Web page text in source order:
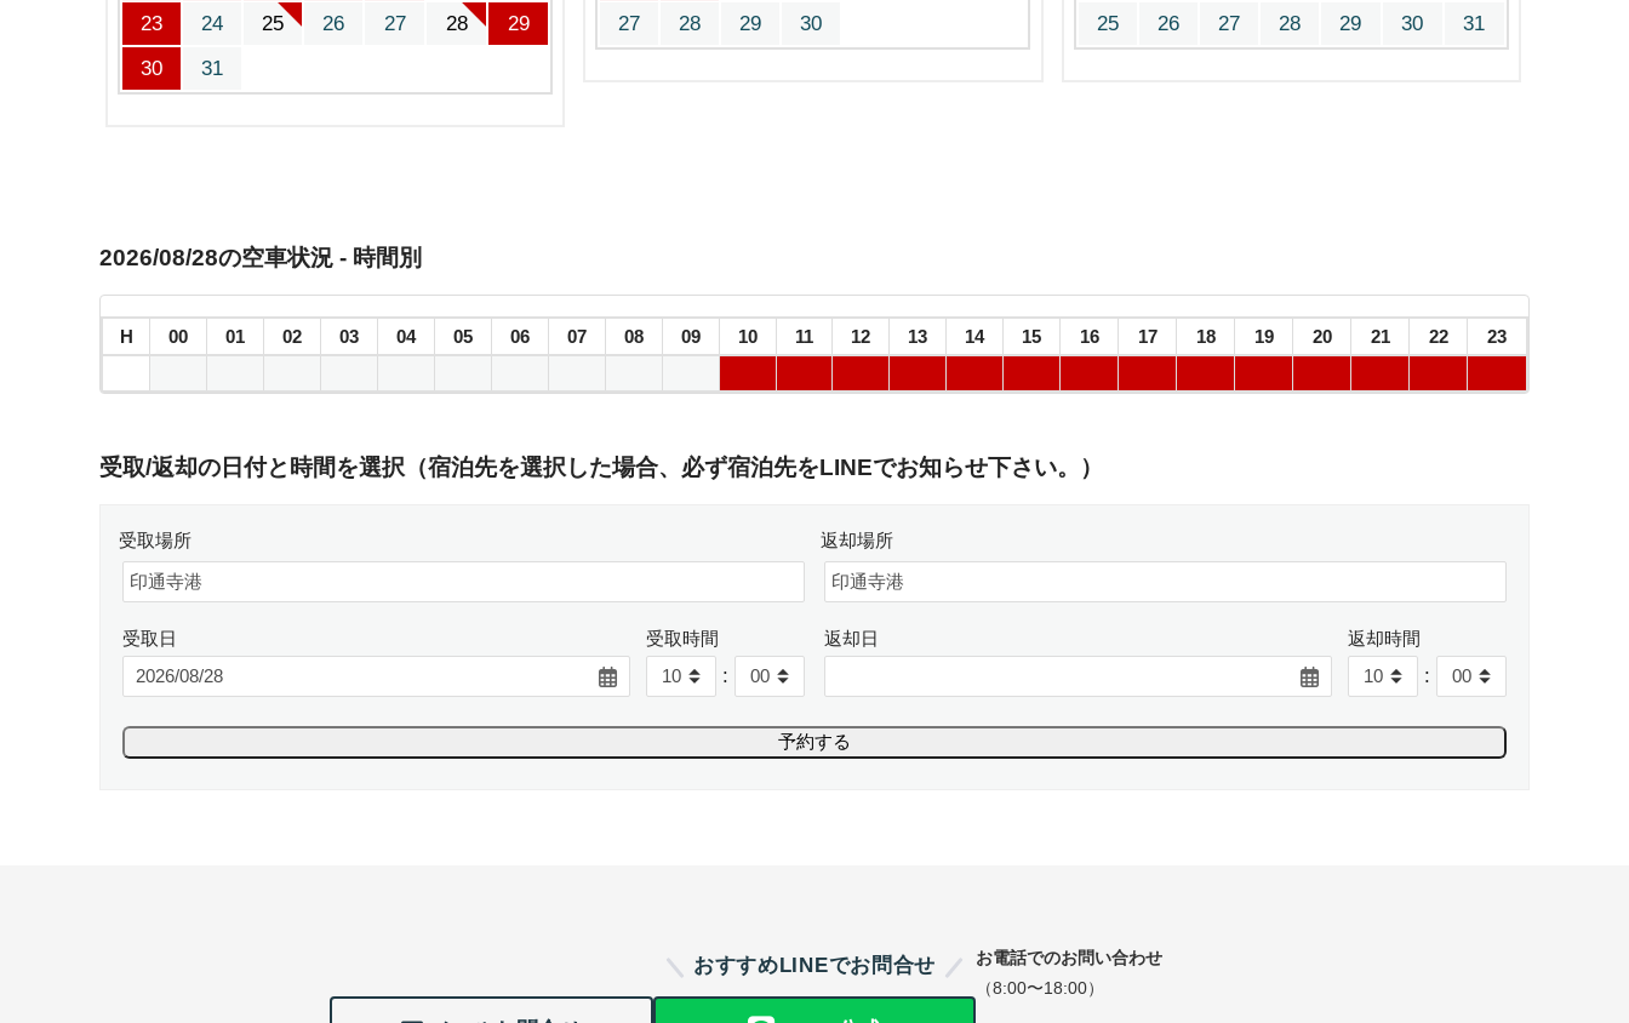
23
24 25 26 27 28
29
30
31
27
28 29 30
25
26 27 28 29 30 31
2026/08/28の空車状況 - 時間別
H 00 01 02 03 04 05 06 07 08 09 10 11 12 13 14 15 16 17 18 19 20 21 22 23
受取/返却の日付と時間を選択（宿泊先を選択した場合、必ず宿泊先をLINEでお知らせ下さい。）
受取場所 返却場所
受取日 受取時間
:
返却日 返却時間
:
おすすめLINEでお問合せ
お電話でのお問い合わせ
（8:00〜18:00）